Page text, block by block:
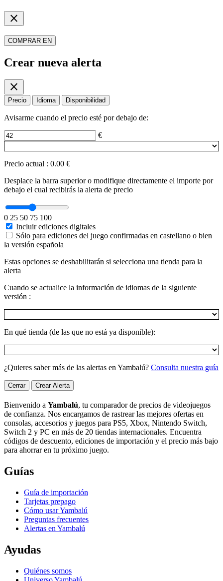
close
COMPRAR EN
Crear nueva alerta
close
Precio Idioma Disponibilidad
Avisarme cuando el precio esté por debajo de:
€
Precio actual : 0.00 €
Desplace la barra superior o modifique directamente el importe por
debajo el cual recibirás la alerta de precio
0 25 50 75 100
Incluir ediciones digitales
Sólo para ediciones del juego confirmadas en castellano o bien
la versión española
Estas opciones se deshabilitarán si selecciona una tienda para la
alerta
Cuando se actualice la información de idiomas de la siguiente
versión :
En qué tienda (de las que no está ya disponible):
¿Quieres saber más de las alertas en Yambalú? Consulta nuestra guía
Cerrar Crear Alerta
Bienvenido a Yambalú, tu comparador de precios de videojuegos
de confianza. Nos encargamos de rastrear las mejores ofertas en
consolas, accesorios y juegos para PS5, Xbox, Nintendo Switch,
Switch 2 y PC en más de 20 tiendas internacionales. Encuentra
códigos de descuento, ediciones de importación y el precio más bajo
para ahorrar en tu próximo juego.
Guías
Guía de importación
Tarjetas prepago
Cómo usar Yambalú
Preguntas frecuentes
Alertas en Yambalú
Ayudas
Quiénes somos